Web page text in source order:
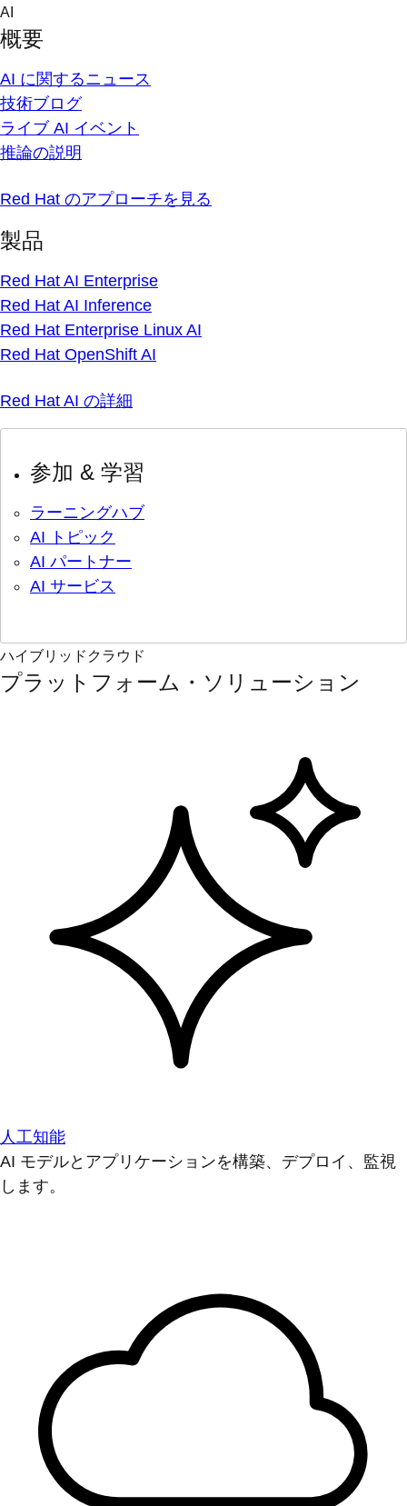
Skip
content
AI
概要
AI に関するニュース
技術ブログ
ライブ AI イベント
推論の説明
Red Hat のアプローチを見る
製品
Red Hat AI Enterprise
Red Hat AI Inference
Red Hat Enterprise Linux AI
Red Hat OpenShift AI
Red Hat AI の詳細
参加 & 学習
ラーニングハブ
AI トピック
AI パートナー
AI サービス
ハイブリッドクラウド
プラットフォーム・ソリューション
人工知能
AI モデルとアプリケーションを構築、デプロイ、監視
します。